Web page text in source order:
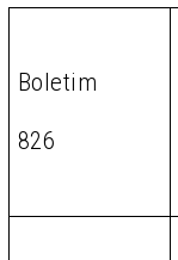
Boletim
826